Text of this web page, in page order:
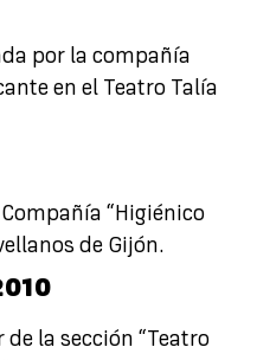
por la compañía
en el Teatro Talía
“Higiénico
de Gijón.
la sección “Teatro